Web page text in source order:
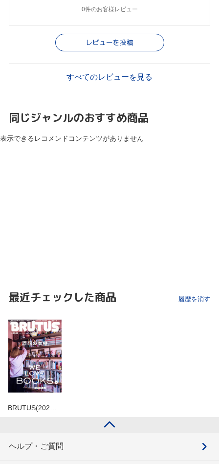
0件のお客様レビュー
レビューを投稿
すべてのレビューを見る
同じジャンルのおすすめ商品
表示できるレコメンドコンテンツがありません
最近チェックした商品 履歴を消す
BRUTUS(202…
ヘルプ・ご質問